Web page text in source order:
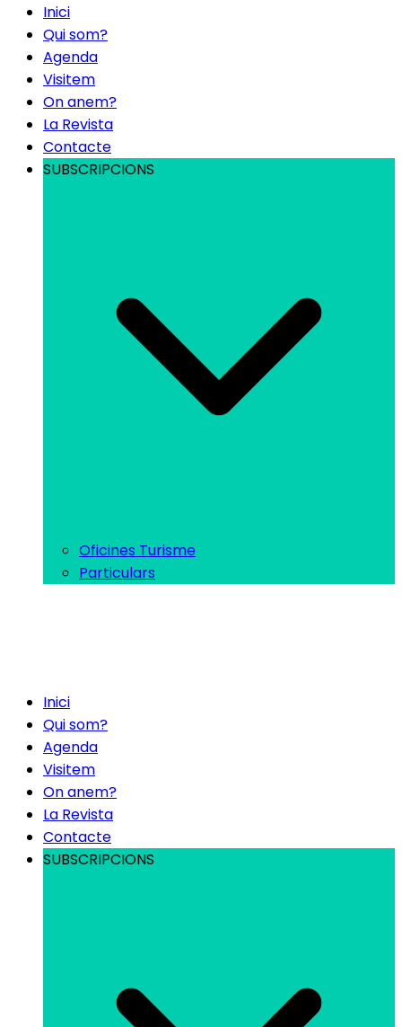
Inici
Qui som?
Agenda
Visitem
On anem?
La Revista
Contacte
SUBSCRIPCIONS
Oficines Turisme
Particulars
Inici
Qui som?
Agenda
Visitem
On anem?
La Revista
Contacte
SUBSCRIPCIONS